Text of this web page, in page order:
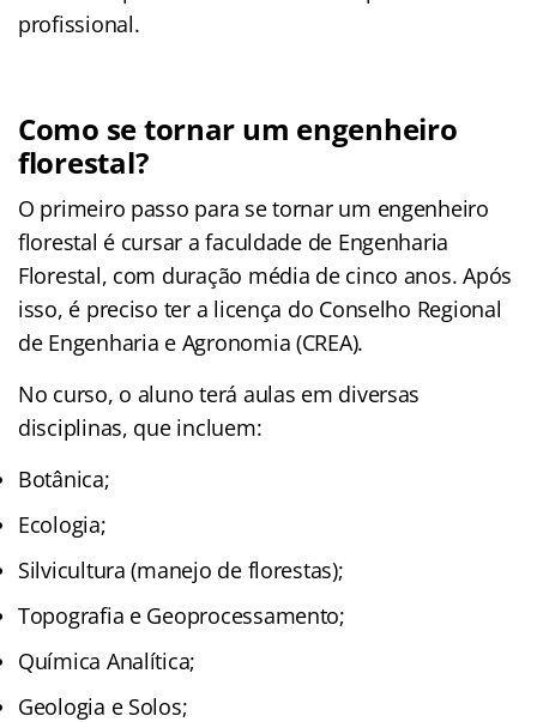
profissional.
Como se tornar um engenheiro
florestal?
O primeiro passo para se tornar um engenheiro
florestal é cursar a faculdade de Engenharia
Florestal, com duração média de cinco anos. Após
isso, é preciso ter a licença do Conselho Regional
de Engenharia e Agronomia (CREA).
No curso, o aluno terá aulas em diversas
disciplinas, que incluem:
Botânica;
Ecologia;
Silvicultura (manejo de florestas);
Topografia e Geoprocessamento;
Química Analítica;
Geologia e Solos;